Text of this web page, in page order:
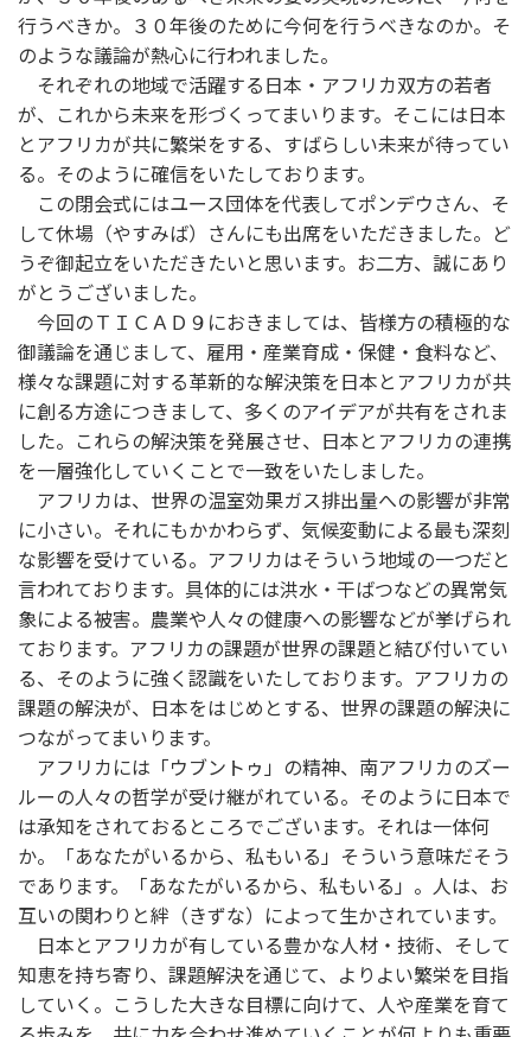
行うべきか。３０年後のために今何を行うべきなのか。そ
のような議論が熱心に行われました。
それぞれの地域で活躍する日本・アフリカ双方の若者
が、これから未来を形づくってまいります。そこには日本
とアフリカが共に繁栄をする、すばらしい未来が待ってい
る。そのように確信をいたしております。
この閉会式にはユース団体を代表してポンデウさん、そ
して休場（やすみば）さんにも出席をいただきました。ど
うぞ御起立をいただきたいと思います。お二方、誠にあり
がとうございました。
今回のＴＩＣＡＤ９におきましては、皆様方の積極的な
御議論を通じまして、雇用・産業育成・保健・食料など、
様々な課題に対する革新的な解決策を日本とアフリカが共
に創る方途につきまして、多くのアイデアが共有をされま
した。これらの解決策を発展させ、日本とアフリカの連携
を一層強化していくことで一致をいたしました。
アフリカは、世界の温室効果ガス排出量への影響が非常
に小さい。それにもかかわらず、気候変動による最も深刻
な影響を受けている。アフリカはそういう地域の一つだと
言われております。具体的には洪水・干ばつなどの異常気
象による被害。農業や人々の健康への影響などが挙げられ
ております。アフリカの課題が世界の課題と結び付いてい
る、そのように強く認識をいたしております。アフリカの
課題の解決が、日本をはじめとする、世界の課題の解決に
つながってまいります。
アフリカには「ウブントゥ」の精神、南アフリカのズー
ルーの人々の哲学が受け継がれている。そのように日本で
は承知をされておるところでございます。それは一体何
か。「あなたがいるから、私もいる」そういう意味だそう
であります。「あなたがいるから、私もいる」。人は、お
互いの関わりと絆（きずな）によって生かされています。
日本とアフリカが有している豊かな人材・技術、そして
知恵を持ち寄り、課題解決を通じて、よりよい繁栄を目指
していく。こうした大きな目標に向けて、人や産業を育て